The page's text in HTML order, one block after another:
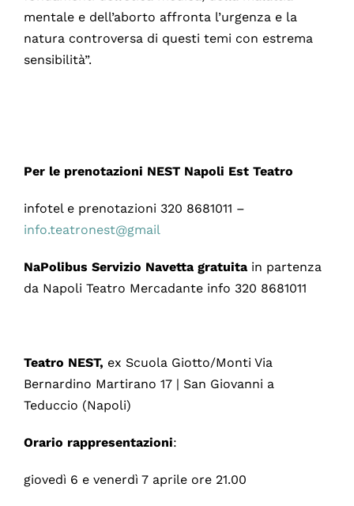
mentale e dell’aborto affronta l’urgenza e la
natura controversa di questi temi con estrema
sensibilità”.
Per le prenotazioni NEST Napoli Est Teatro
infotel e prenotazioni 320 8681011 –
info.teatronest@gmail
NaPolibus Servizio Navetta gratuita in partenza
da Napoli Teatro Mercadante info 320 8681011
Teatro NEST, ex Scuola Giotto/Monti Via
Bernardino Martirano 17 | San Giovanni a
Teduccio (Napoli)
Orario rappresentazioni:
giovedì 6 e venerdì 7 aprile ore 21.00